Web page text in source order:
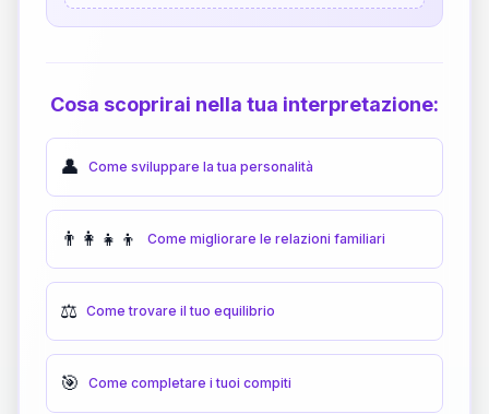
Cosa scoprirai nella tua interpretazione:
👤 Come sviluppare la tua personalità
👨‍👩‍👧‍👦 Come migliorare le relazioni familiari
⚖️ Come trovare il tuo equilibrio
🎯 Come completare i tuoi compiti